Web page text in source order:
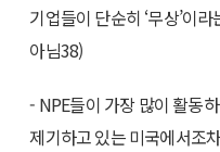
기업들이 단순히 ‘무상’이
아님38)
- NPE들이 가장 많이 활동
제기하고 있는 미국에서조